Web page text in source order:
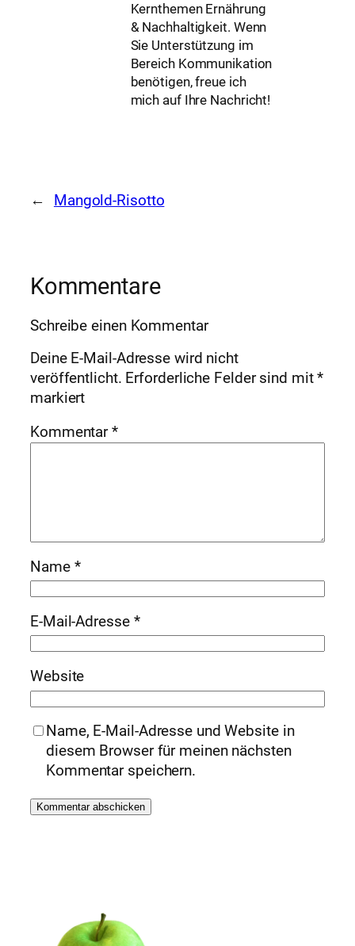
Kernthemen Ernährung
& Nachhaltigkeit. Wenn
Sie Unterstützung im
Bereich Kommunikation
benötigen, freue ich
mich auf Ihre Nachricht!
← Mangold-Risotto
Kommentare
Schreibe einen Kommentar
Deine E-Mail-Adresse wird nicht
veröffentlicht. Erforderliche Felder sind mit*
markiert
Kommentar*
Name *
E-Mail-Adresse *
Website
Name, E-Mail-Adresse und Website in
diesem Browser für meinen nächsten
Kommentar speichern.